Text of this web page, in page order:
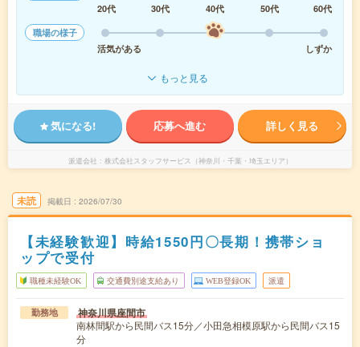
20代
30代 40代 50代
60代
職場の様子
活気がある
しずか
もっと見る
気になる! 応募へ進む 詳しく見る
派遣会社 株式会社スタッフサービス（神奈川・千葉・埼玉エリア）
未読 掲載日 2026/07/30
【未経験歓迎】時給1550円〇長期！携帯ショ
ップで受付
職種未経験OK 交通費別途支給あり WEB登録OK 派遣
勤務地 神奈川県座間市
南林間駅から民間バス15分／小田急相模原駅から民間バス15
分